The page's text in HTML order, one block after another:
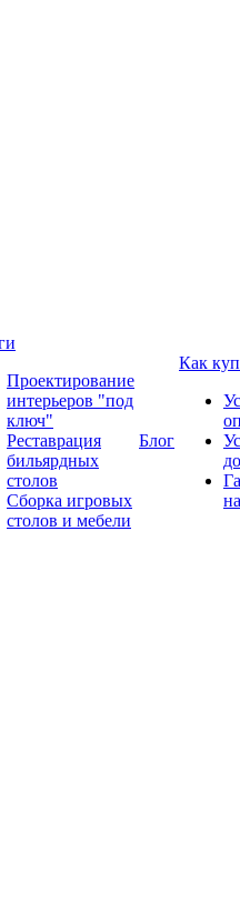
Проектирование
интерьеров "под
ключ"
Реставрация
бильярдных
столов
Сборка игровых
столов и мебели
Блог
Как